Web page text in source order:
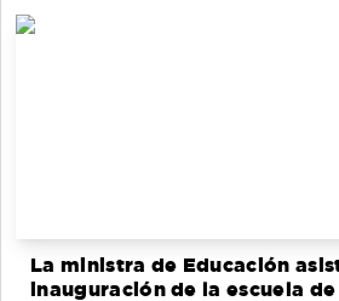
La ministra de Educación
inauguración de la escuela